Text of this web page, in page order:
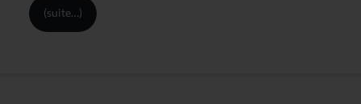
(suite…)